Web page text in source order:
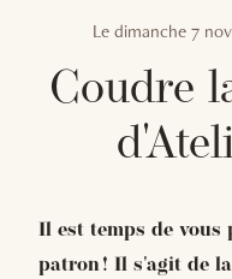
Le dimanche 7
Coudre
Il est temps de vous
patron ! Il s'agit de